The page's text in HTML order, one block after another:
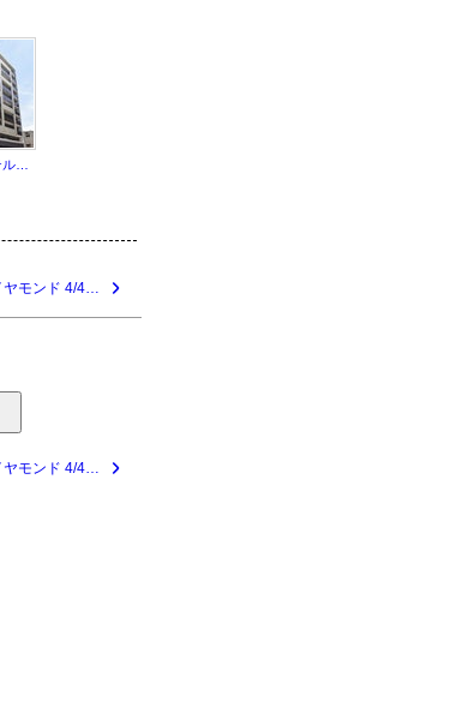
週刊ダイヤモンド 4/4号 健康診断のホント 20097
週刊ダイヤモンド 4/4号 健康診断のホント 20097